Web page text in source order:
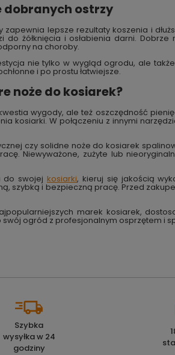
dobranych ostrzy
lepsze rezultaty koszenia i
żółknięcia i osłabienia darni.
na choroby.
nie tylko w wygląd ogrodu, ale
i po prostu łatwiejsze.
noże do kosiarek?
wygody, ale też oszczędność
kosiarki. W połączeniu z innymi
czy solidne noże do kosiarek
Niewyważone, zużyte lub
do swojejkosiarki, kieruj się jakością
szybką i bezpieczną pracę. Przed
marek kosiarek,
ogród z profesjonalnym osprzętem i
Szybka
wysyłka w 24
godziny